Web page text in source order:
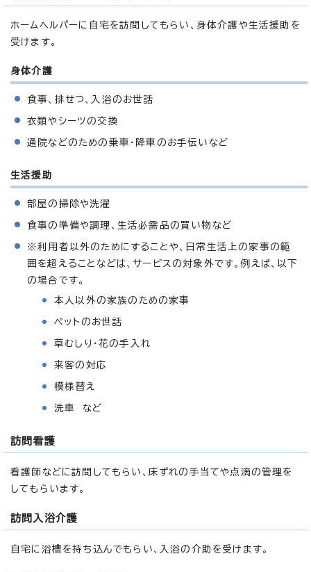
ホームヘルパーに自宅を訪問してもらい、身体介護や生活援助を
受けます。
身体介護
食事、排せつ、入浴のお世話
衣類やシーツの交換
通院などのための乗車・降車のお手伝いなど
生活援助
部屋の掃除や洗濯
食事の準備や調理、生活必需品の買い物など
※利用者以外のためにすることや、日常生活上の家事の範
囲を超えることなどは、サービスの対象外です。例えば、以下
の場合です。
本人以外の家族のための家事
ペットのお世話
草むしり・花の手入れ
来客の対応
模様替え
洗車 など
訪問看護
看護師などに訪問してもらい、床ずれの手当てや点滴の管理を
してもらいます。
訪問入浴介護
自宅に浴槽を持ち込んでもらい、入浴の介助を受けます。